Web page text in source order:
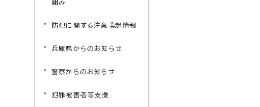
組み
防犯に関する注意喚起情報
兵庫県からのお知らせ
警察からのお知らせ
犯罪被害者等支援